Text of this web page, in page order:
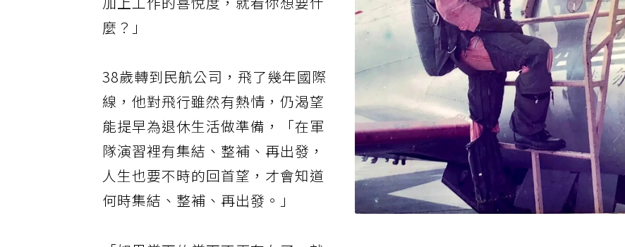
加上工作的喜悅度，就看你想要什
麼？」
38歲轉到民航公司，飛了幾年國際
線，他對飛行雖然有熱情，仍渴望
能提早為退休生活做準備，「在軍
隊演習裡有集結、整補、再出發，
人生也要不時的回首望，才會知道
何時集結、整補、再出發。」